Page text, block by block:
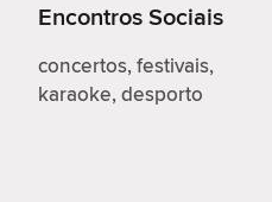
Encontros Sociais
concertos, festivais,
karaoke, desporto